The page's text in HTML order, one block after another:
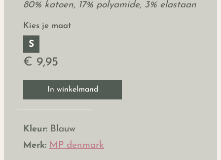
80% katoen, 17% polyamide, 3% elastaan
Kies je maat
S
€ 9,95
In winkelmand
Kleur: Blauw
Merk: MP denmark